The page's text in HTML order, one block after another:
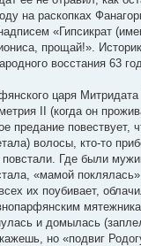
на раскопках
«Гипсикрат
прощай!».
восстания 63
царя
II (когда он
предание повествует,
волосы, кто-то
повстали. Где были
«мамой
их поубивает,
и домылась
но «подвиг